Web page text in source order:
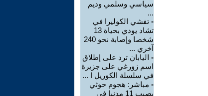
سياسي وسلمي وديم
...
- تفشي الكوليرا في
تشاد يودي بحياة 13
شخصا وإصابة نحو 240
آخري ...
- اليابان ترد على إطلاق
اسم زورغي على جزيرة
في سلسلة الكوريل ا ...
- مباشر: هجوم حوثي
يصيب 11 مدنيا في